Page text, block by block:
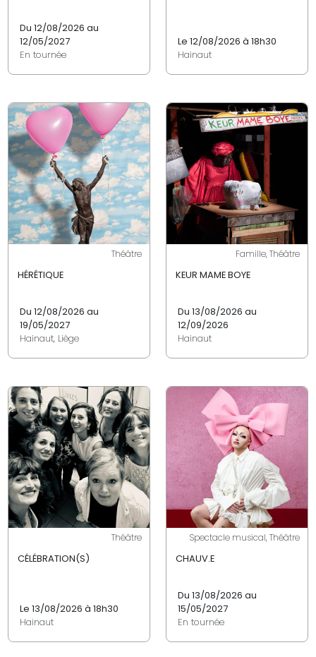
Du 12/08/2026 au
12/05/2027
En tournée
Le 12/08/2026 à 18h30
Hainaut
Théâtre
HÉRÉTIQUE
Du 12/08/2026 au
19/05/2027
Hainaut, Liège
Famille, Théâtre
KEUR MAME BOYE
Du 13/08/2026 au
12/09/2026
Hainaut
Théâtre
CÉLÉBRATION(S)
Le 13/08/2026 à 18h30
Hainaut
Spectacle musical, Théâtre
CHAUV.E
Du 13/08/2026 au
15/05/2027
En tournée